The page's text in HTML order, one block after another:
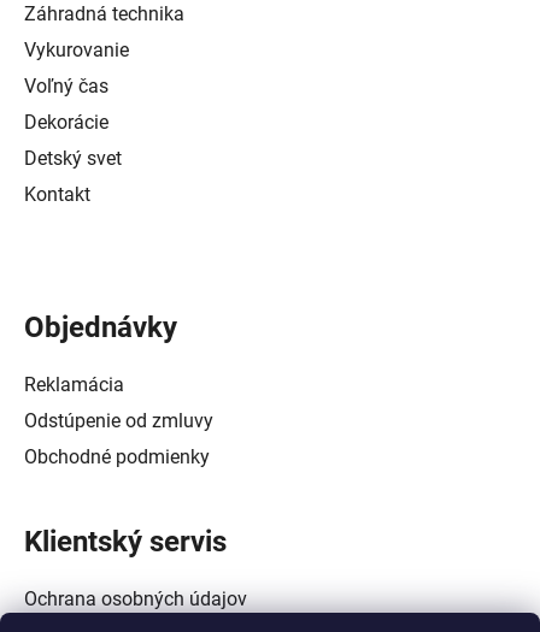
Záhradná technika
Vykurovanie
Voľný čas
Dekorácie
Detský svet
Kontakt
Objednávky
Reklamácia
Odstúpenie od zmluvy
Obchodné podmienky
Klientský servis
Ochrana osobných údajov